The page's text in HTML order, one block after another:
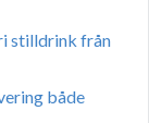
stilldrink från
både